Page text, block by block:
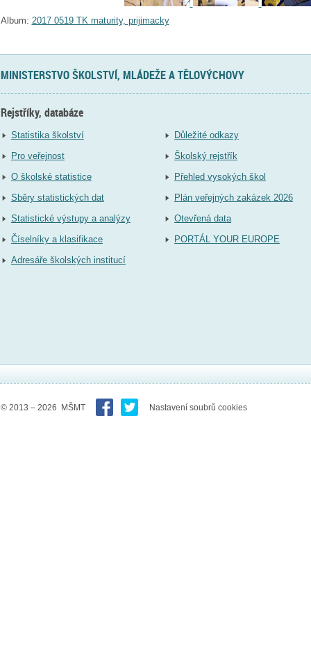
Album: 2017 0519 TK maturity, prijimacky
MINISTERSTVO ŠKOLSTVÍ, MLÁDEŽE A TĚLOVÝCHOVY
Rejstříky, databáze
Statistika školství
Pro veřejnost
O školské statistice
Sběry statistických dat
Statistické výstupy a analýzy
Číselníky a klasifikace
Adresáře školských institucí
Důležité odkazy
Školský rejstřík
Přehled vysokých škol
Plán veřejných zakázek 2026
Otevřená data
PORTÁL YOUR EUROPE
© 2013 – 2026 MŠMT Nastavení soubrů cookies